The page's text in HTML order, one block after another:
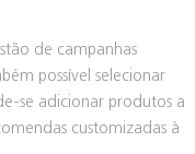
de campanhas
possível selecionar
se adicionar produtos a
customizadas à